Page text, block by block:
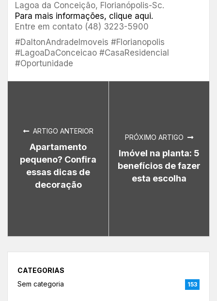
Lagoa da Conceição, Florianópolis-Sc.
Para mais informações, clique aqui.
Entre em contato (48) 3223-5900
#DaltonAndradeImoveis #Florianopolis
#LagoaDaConceicao #CasaResidencial
#Oportunidade
ARTIGO ANTERIOR
Apartamento
pequeno? Confira
essas dicas de
decoração
PRÓXIMO ARTIGO
Imóvel na planta: 5
benefícios de fazer
esta escolha
CATEGORIAS
Sem categoria
153